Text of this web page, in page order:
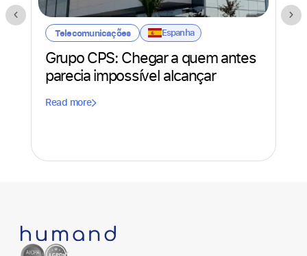
Telecomunicações Espanha
Grupo CPS: Chegar a quem antes
parecia impossível alcançar
Read more